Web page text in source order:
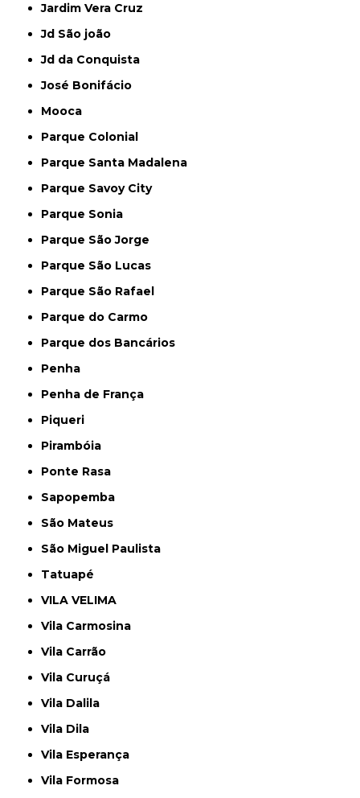
Jardim Vera Cruz
Jd São joão
Jd da Conquista
José Bonifácio
Mooca
Parque Colonial
Parque Santa Madalena
Parque Savoy City
Parque Sonia
Parque São Jorge
Parque São Lucas
Parque São Rafael
Parque do Carmo
Parque dos Bancários
Penha
Penha de França
Piqueri
Pirambóia
Ponte Rasa
Sapopemba
São Mateus
São Miguel Paulista
Tatuapé
VILA VELIMA
Vila Carmosina
Vila Carrão
Vila Curuçá
Vila Dalila
Vila Dila
Vila Esperança
Vila Formosa